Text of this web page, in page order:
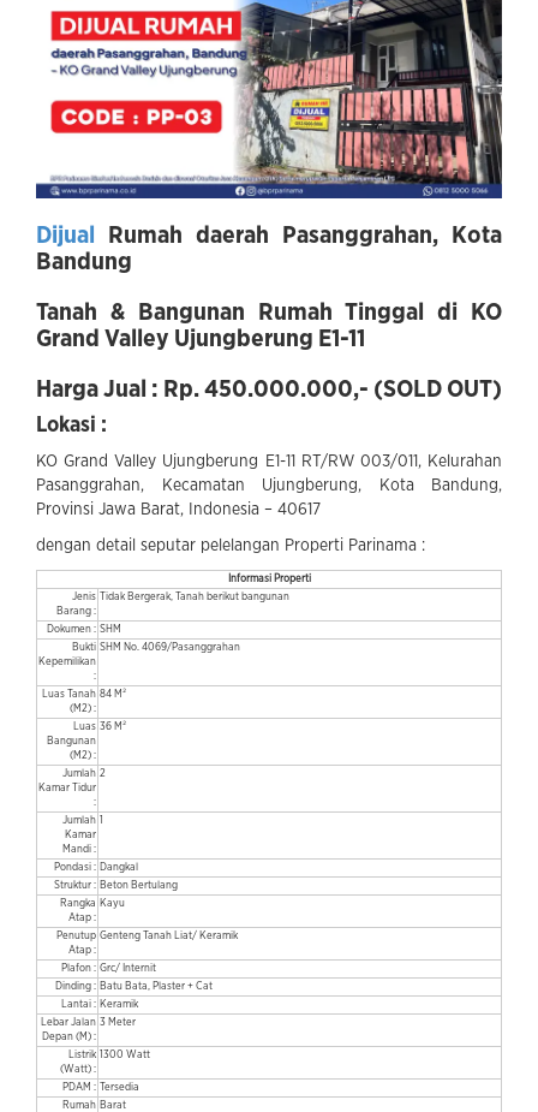
Dijual
Rumah daerah Pasanggrahan, Kota
Bandung
Tanah & Bangunan Rumah Tinggal di KO
Grand Valley Ujungberung E1-11
Harga Jual : Rp. 450.000.000,- (SOLD OUT)
Lokasi :
KO Grand Valley Ujungberung E1-11 RT/RW 003/011, Kelurahan
Pasanggrahan, Kecamatan Ujungberung, Kota Bandung,
Provinsi Jawa Barat, Indonesia – 40617
dengan detail seputar pelelangan Properti Parinama :
Informasi Properti
Jenis
Barang :
Tidak Bergerak, Tanah berikut bangunan
Dokumen : SHM
Bukti
Kepemilikan
:
SHM No. 4069/Pasanggrahan
Luas Tanah
(M2) :
84 M²
Luas
Bangunan
(M2) :
36 M²
Jumlah
Kamar Tidur
:
2
Jumlah
Kamar
Mandi :
Pondasi : Dangkal
Struktur : Beton Bertulang
Rangka
Atap :
Kayu
Penutup
Atap :
Genteng Tanah Liat/ Keramik
Plafon : Grc/ Internit
Dinding : Batu Bata, Plaster + Cat
Lantai : Keramik
Lebar Jalan
Depan (M) :
3 Meter
Listrik
(Watt) :
1300 Watt
PDAM :
Tersedia
Rumah Barat